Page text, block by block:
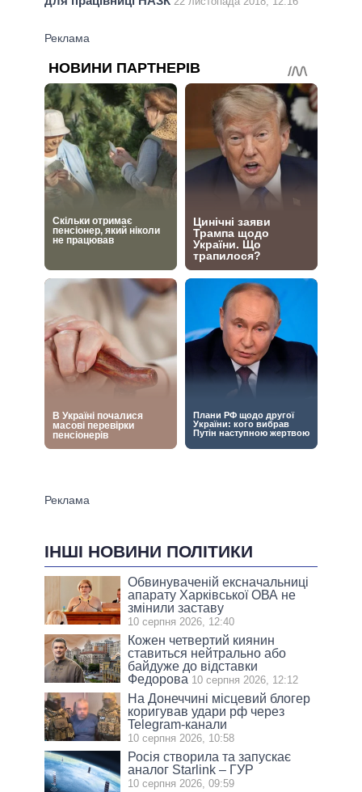
ІНШІ НОВИНИ ПОЛІТИКИ
Обвинуваченій ексначальниці
апарату Харківської ОВА не
змінили заставу
10 серпня 2026, 12:40
Кожен четвертий киянин
ставиться нейтрально або
байдуже до відставки
Федорова 10 серпня 2026, 12:12
На Донеччині місцевий блогер
коригував удари рф через
Telegram-канали
10 серпня 2026, 10:58
Росія створила та запускає
аналог Starlink – ГУР
10 серпня 2026, 09:59